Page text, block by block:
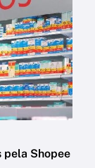
pela Shopee